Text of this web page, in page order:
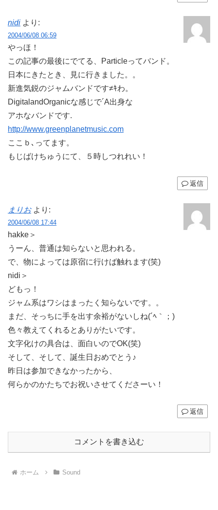
nidi より:
2004/06/08 06:59
やっほ！
この記事の最後にでてる、Particleってバンド。
日本にきたとき、見に行きました。。
新進気鋭のジャムバンドです≠ｷわ。
DigitalandOrganicな感じで´A出身な
アホなバンドです.
http://www.greenplanetmusic.com
ここｂ､ってます。
もじばけちゅうにて、５時しつれれい！
返信
まりお より:
2004/06/08 17:44
hakke＞
うーん、普通は知らないと思われる。
で、物によっては原宿に行けば触れます(笑)
nidi＞
どもっ！
ジャム系はワシはまったく知らないです。。
まだ、そっちに手を出す余裕がないしね(´ﾍ｀；)
色々教えてくれるとありがたいです。
文字化けの具合は、面白いのでOK(笑)
そして、そして、誕生日おめでとう♪
昨日は参加できなかったから、
何らかのかたちでお祝いさせてくださーい！
返信
コメントを書き込む
ホーム Sound